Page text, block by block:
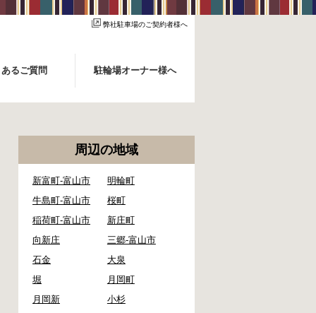
弊社駐車場のご契約者様へ
るご質問 駐輪場オーナー様へ
周辺の地域
新富町-富山市
明輪町
牛島町-富山市
桜町
稲荷町-富山市
新庄町
向新庄
三郷-富山市
石金
大泉
堀
月岡町
月岡新
小杉